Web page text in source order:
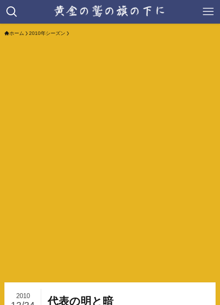
ホーム 2010年シーズン
代表の明と暗
2010